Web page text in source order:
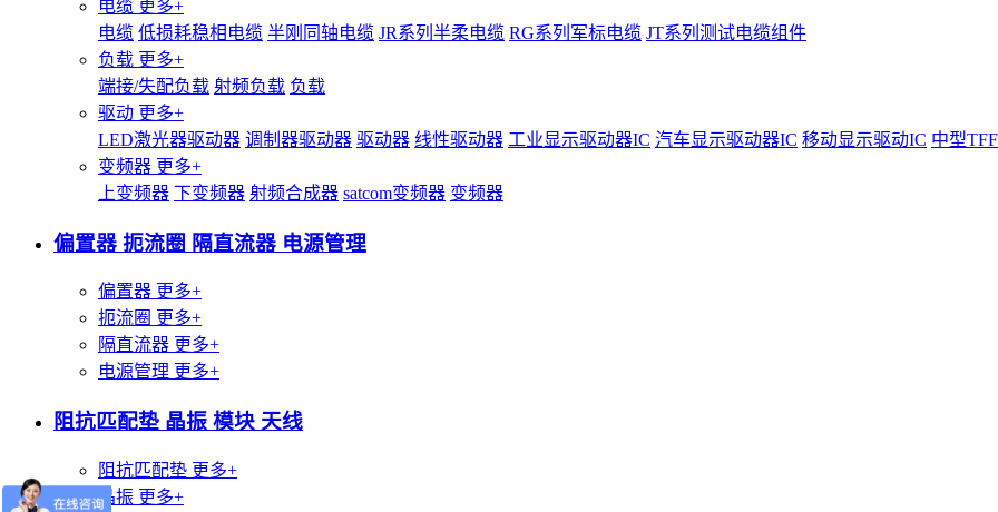
电缆 更多+
电缆 低损耗稳相电缆 半刚同轴电缆 JR系列半柔电缆 RG系列军标电缆 JT系列测试电缆组件
负载 更多+
端接/失配负载 射频负载 负载
驱动 更多+
LED激光器驱动器 调制器驱动器 驱动器 线性驱动器 工业显示驱动器IC 汽车显示驱动器IC 移动显示驱动IC 中型
变频器 更多+
上变频器 下变频器 射频合成器 satcom变频器 变频器
偏置器 扼流圈 隔直流器 电源管理
偏置器 更多+
扼流圈 更多+
隔直流器 更多+
电源管理 更多+
阻抗匹配垫 晶振 模块 天线
阻抗匹配垫 更多+
晶振 更多+